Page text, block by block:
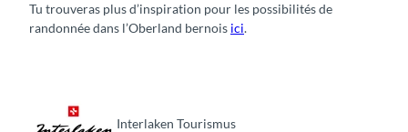
Tu trouveras plus d’inspiration pour les possibilités de
randonnée dans l’Oberland bernois ici.
Interlaken Tourismus